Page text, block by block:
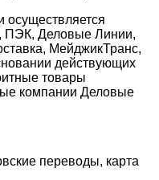
осуществляется
ПЭК, Деловые Линии,
МейджикТранс,
действующих
товары
компании Деловые
переводы, карта